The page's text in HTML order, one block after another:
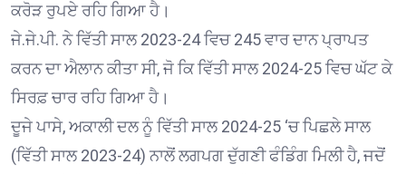
ਕਰੋੜ ਰੁਪਏ ਰਹਿ ਗਿਆ ਹੈ।
ਜੇ.ਜੇ.ਪੀ. ਨੇ ਵਿੱਤੀ ਸਾਲ 2023-24 ਵਿਚ 245 ਵਾਰ ਦਾਨ ਪ੍ਰਾਪਤ
ਕਰਨ ਦਾ ਐਲਾਨ ਕੀਤਾ ਸੀ, ਜੋ ਕਿ ਵਿੱਤੀ ਸਾਲ 2024-25 ਵਿਚ ਘੱਟ ਕੇ
ਸਿਰਫ਼ ਚਾਰ ਰਹਿ ਗਿਆ ਹੈ।
ਦੂਜੇ ਪਾਸੇ, ਅਕਾਲੀ ਦਲ ਨੂੰ ਵਿੱਤੀ ਸਾਲ 2024-25 ‘ਚ ਪਿਛਲੇ ਸਾਲ
(ਵਿੱਤੀ ਸਾਲ 2023-24) ਨਾਲੋਂ ਲਗਪਗ ਦੁੱਗਣੀ ਫੰਡਿੰਗ ਮਿਲੀ ਹੈ, ਜਦੋਂ